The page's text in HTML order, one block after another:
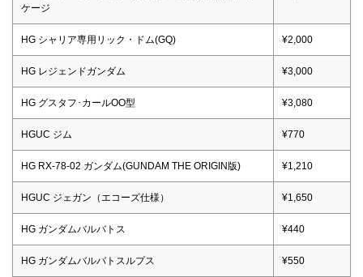
ケージ
HG シャリア専用リック・ドム(GQ) ¥2,000
HG レジェンドガンダム ¥3,000
HG グスタフ･カールOO型 ¥3,080
HGUC ジム ¥770
HG RX-78-02 ガンダム(GUNDAM THE ORIGIN版) ¥1,210
HGUC ジェガン（エコーズ仕様） ¥1,650
HG ガンダムバルバトス ¥440
HG ガンダムバルバトスルプス ¥550